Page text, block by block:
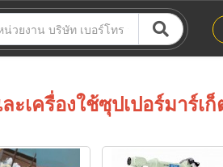
เครื่องใช้ซุปเปอร์มาร์เก็